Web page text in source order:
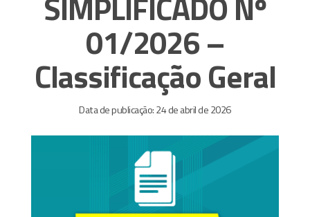
01/2026 –
Classificação Geral
Data de publicação: 24 de abril de 2026